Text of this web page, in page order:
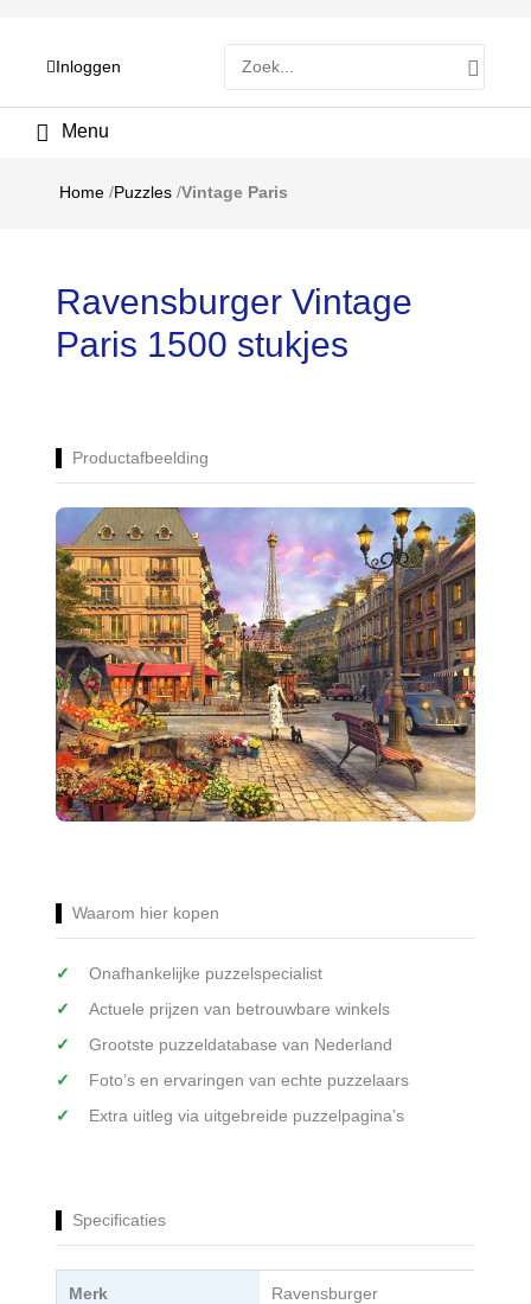
Inloggen
naar:
Hoofdmenu
Home /Puzzles /Vintage Paris
Ravensburger Vintage
Paris 1500 stukjes
Productafbeelding
Waarom hier kopen
Onafhankelijke puzzelspecialist
Actuele prijzen van betrouwbare winkels
Grootste puzzeldatabase van Nederland
Foto’s en ervaringen van echte puzzelaars
Extra uitleg via uitgebreide puzzelpagina’s
Specificaties
Merk Ravensburger